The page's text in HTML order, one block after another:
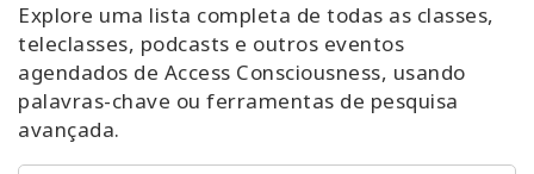
Sobre
Access
Bars
Explore uma lista completa de todas as classes,
teleclasses, podcasts e outros eventos
agendados de Access Consciousness, usando
palavras-chave ou ferramentas de pesquisa
avançada.